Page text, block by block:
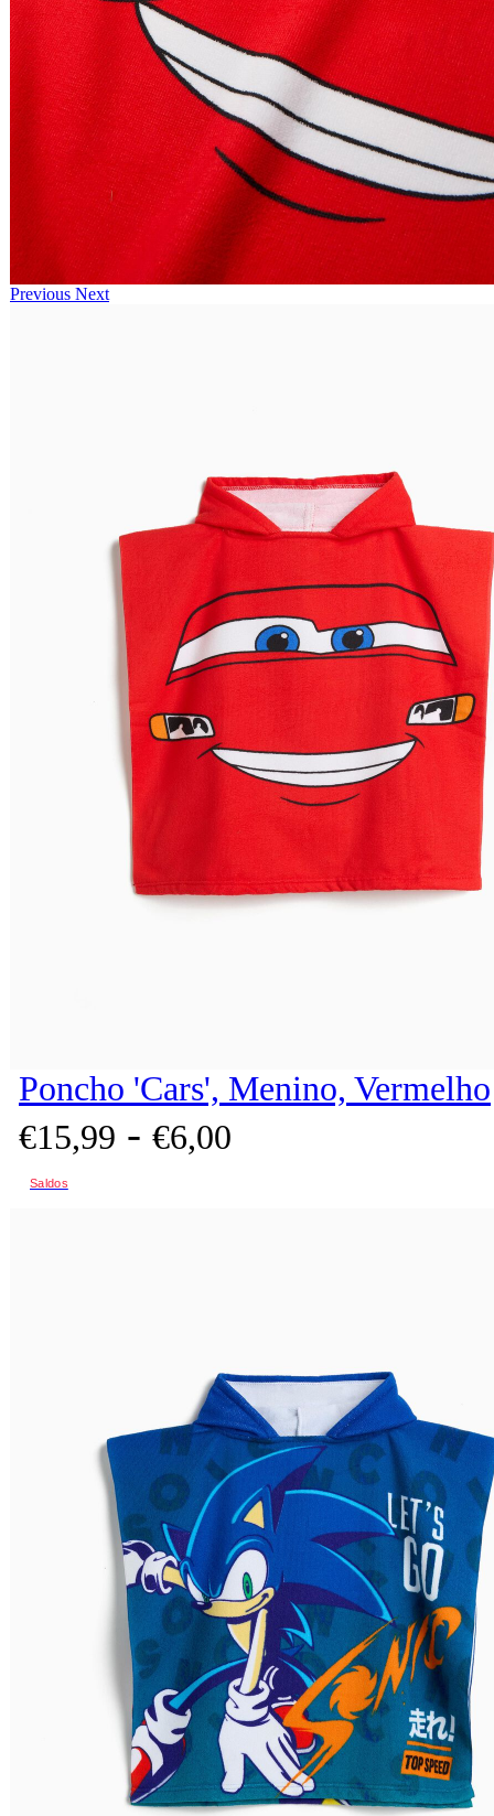
Previous Next
Poncho 'Cars', Menino, Vermelho
€15,99 - €6,00
Saldos